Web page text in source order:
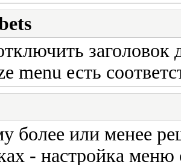
заголовок
menu есть
более или менее
- настройка меню